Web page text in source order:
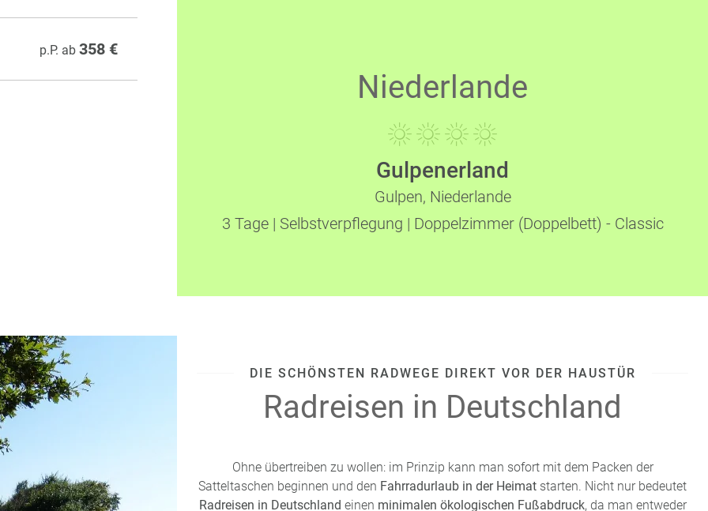
p.P. ab 358 €
Niederlande
Gulpenerland
Gulpen, Niederlande
3 Tage | Selbstverpflegung | Doppelzimmer (Doppelbett) - Classic
DIE SCHÖNSTEN RADWEGE DIREKT VOR DER HAUSTÜR
Radreisen in Deutschland
Ohne übertreiben zu wollen: im Prinzip kann man sofort mit dem Packen der
Satteltaschen beginnen und den Fahrradurlaub in der Heimat starten. Nicht nur bedeutet
Radreisen in Deutschland einen minimalen ökologischen Fußabdruck, da man entweder